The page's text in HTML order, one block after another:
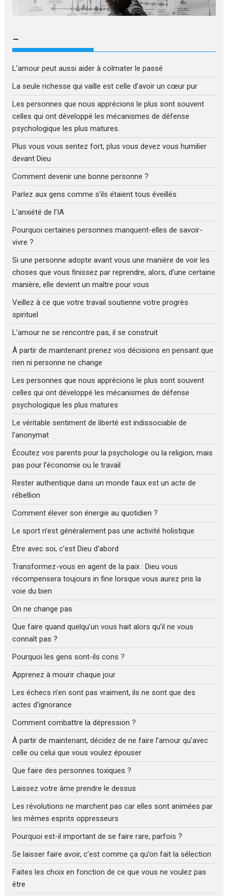
–
L’amour peut aussi aider à colmater le passé
La seule richesse qui vaille est celle d’avoir un cœur pur
Les personnes que nous apprécions le plus sont souvent
celles qui ont développé les mécanismes de défense
psychologique les plus matures.
Plus vous vous sentez fort, plus vous devez vous humilier
devant Dieu
Comment devenir une bonne personne ?
Parlez aux gens comme s’ils étaient tous éveillés
L’anxiété de l’IA
Pourquoi certaines personnes manquent-elles de savoir-
vivre ?
Si une personne adopte avant vous une manière de voir les
choses que vous finissez par reprendre, alors, d’une certaine
manière, elle devient un maître pour vous
Veillez à ce que votre travail soutienne votre progrès
spirituel
L’amour ne se rencontre pas, il se construit
À partir de maintenant prenez vos décisions en pensant que
rien ni personne ne change
Les personnes que nous apprécions le plus sont souvent
celles qui ont développé les mécanismes de défense
psychologique les plus matures
Le véritable sentiment de liberté est indissociable de
l’anonymat
Écoutez vos parents pour la psychologie ou la religion, mais
pas pour l’économie ou le travail
Rester authentique dans un monde faux est un acte de
rébellion
Comment élever son énergie au quotidien ?
Le sport n’est généralement pas une activité holistique
Être avec soi, c’est Dieu d’abord
Transformez-vous en agent de la paix : Dieu vous
récompensera toujours in fine lorsque vous aurez pris la
voie du bien
On ne change pas
Que faire quand quelqu’un vous hait alors qu’il ne vous
connaît pas ?
Pourquoi les gens sont-ils cons ?
Apprenez à mourir chaque jour
Les échecs n’en sont pas vraiment, ils ne sont que des
actes d’ignorance
Comment combattre la dépression ?
À partir de maintenant, décidez de ne faire l’amour qu’avec
celle ou celui que vous voulez épouser
Que faire des personnes toxiques ?
Laissez votre âme prendre le dessus
Les révolutions ne marchent pas car elles sont animées par
les mêmes esprits oppresseurs
Pourquoi est-il important de se faire rare, parfois ?
Se laisser faire avoir, c’est comme ça qu’on fait la sélection
Faites les choix en fonction de ce que vous ne voulez pas
être